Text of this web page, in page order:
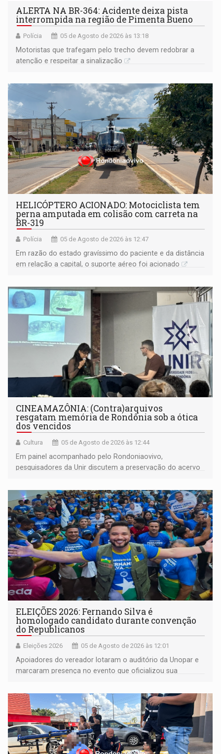
ALERTA NA BR-364: Acidente deixa pista
interrompida na região de Pimenta Bueno
Polícia 05 de Agosto de 2026 às 13:18
​Motoristas que trafegam pelo trecho devem redobrar a
atenção e respeitar a sinalização
HELICÓPTERO ACIONADO: Motociclista tem
perna amputada em colisão com carreta na
BR-319
Polícia 05 de Agosto de 2026 às 12:47
Em razão do estado gravíssimo do paciente e da distância
em relação a capital, o suporte aéreo foi acionado
CINEAMAZÔNIA: (Contra)arquivos
resgatam memória de Rondônia sob a ótica
dos vencidos
Cultura 05 de Agosto de 2026 às 12:44
Em painel acompanhado pelo Rondoniaovivo,
pesquisadores da Unir discutem a preservação do acervo
memória como bússola para o futuro
ELEIÇÕES 2026: Fernando Silva é
homologado candidato durante convenção
do Republicanos
Eleições 2026 05 de Agosto de 2026 às 12:01
Apoiadores do vereador lotaram o auditório da Unopar e
marcaram presença no evento que oficializou sua